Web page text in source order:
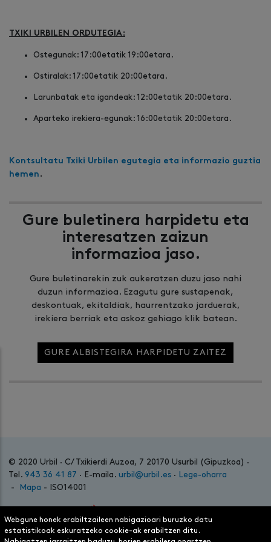
TXIKI URBILEN ORDUTEGIA:
Ostegunak: 17:00etatik 19:00etara.
Ostiralak: 17:00etatik 20:00etara.
Larunbatak eta igandeak: 12:00etatik 20:00etara.
Aparteko irekiera-egunak: 16:00etatik 20:00etara.
Kontsultatu Txiki Urbilen egutegia eta informazio guztia
hemen .
Gure buletinera harpidetu eta
interesatzen zaizun
informazioa jaso.
Gure buletinarekin zuk aukeratzen duzu jaso nahi
duzun informazioa. Ezagutu gure sustapenak,
deskontuak, ekitaldiak, haurrentzako jarduerak,
irekiera berriak eta askoz gehiago klik batean.
GURE ALBISTEGIRA HARPIDETU ZAITEZ
© 2020 Urbil · C/ Txikierdi Auzoa, 7 20170 Usurbil (Gipuzkoa) ·
Tel. 943 36 41 87 · E-maila. urbil@urbil.es ·
Lege-oharra
-
Mapa - ISO14001
Webgune honek erabiltzaileen nabigazioari buruzko datu
estatistikoak eskuratzeko cookie-ak erabiltzen ditu.